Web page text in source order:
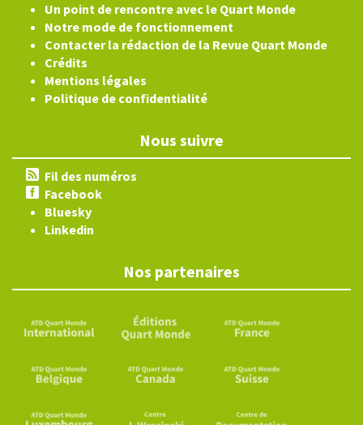
Un point de rencontre avec le Quart Monde
Notre mode de fonctionnement
Contacter la rédaction de la Revue Quart Monde
Crédits
Mentions légales
Politique de confidentialité
Nous suivre
Fil des numéros
Facebook
Bluesky
Linkedin
Nos partenaires